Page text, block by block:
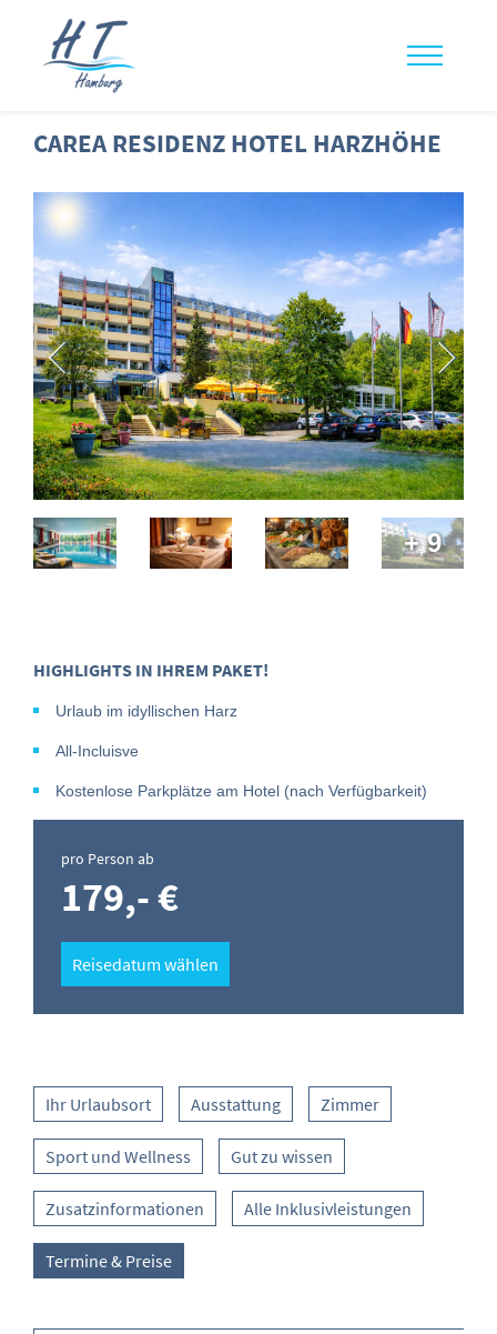
CAREA RESIDENZ HOTEL HARZHÖHE
+ 9
HIGHLIGHTS IN IHREM PAKET!
Urlaub im idyllischen Harz
All-Incluisve
Kostenlose Parkplätze am Hotel (nach Verfügbarkeit)
pro Person ab
179,- €
Reisedatum wählen
Ihr Urlaubsort Ausstattung Zimmer
Sport und Wellness Gut zu wissen
Zusatzinformationen Alle Inklusivleistungen
Termine & Preise